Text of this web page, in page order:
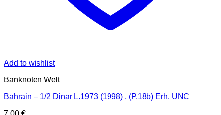
Add to wishlist
Banknoten Welt
Bahrain – 1/2 Dinar L.1973 (1998) , (P.18b) Erh. UNC